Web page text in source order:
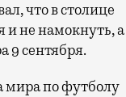
что в столице
и не намокнуть, а
9 сентября.
мира по футболу